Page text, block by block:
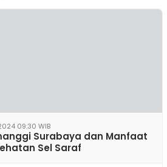
09:30 WIB
Surabaya dan Manfaat
Sel Saraf